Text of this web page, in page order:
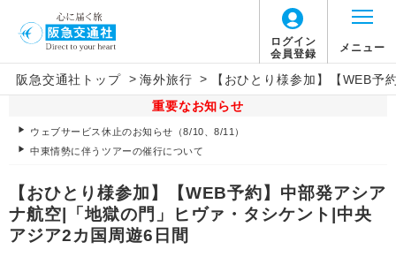
ログイン
会員登録
メニュー
阪急交通社トップ > 海外旅行 >
【おひとり様参加】【WEB
重要なお知らせ
ウェブサービス休止のお知らせ（8/10、8/11）
中東情勢に伴うツアーの催行について
【おひとり様参加】【WEB予約】中部発アシア
ナ航空|「地獄の門」ヒヴァ・タシケント|中央
アジア2カ国周遊6日間